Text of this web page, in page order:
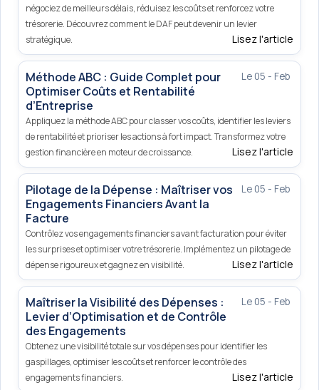
négociez de meilleurs délais, réduisez les coûts et renforcez votre
trésorerie. Découvrez comment le DAF peut devenir un levier
stratégique.
Lisez l'article
Le 05 - Feb
Méthode ABC : Guide Complet pour
Optimiser Coûts et Rentabilité
d’Entreprise
Appliquez la méthode ABC pour classer vos coûts, identifier les leviers
de rentabilité et prioriser les actions à fort impact. Transformez votre
gestion financière en moteur de croissance.
Lisez l'article
Le 05 - Feb
Pilotage de la Dépense : Maîtriser vos
Engagements Financiers Avant la
Facture
Contrôlez vos engagements financiers avant facturation pour éviter
les surprises et optimiser votre trésorerie. Implémentez un pilotage de
dépense rigoureux et gagnez en visibilité.
Lisez l'article
Le 05 - Feb
Maîtriser la Visibilité des Dépenses :
Levier d’Optimisation et de Contrôle
des Engagements
Obtenez une visibilité totale sur vos dépenses pour identifier les
gaspillages, optimiser les coûts et renforcer le contrôle des
engagements financiers.
Lisez l'article